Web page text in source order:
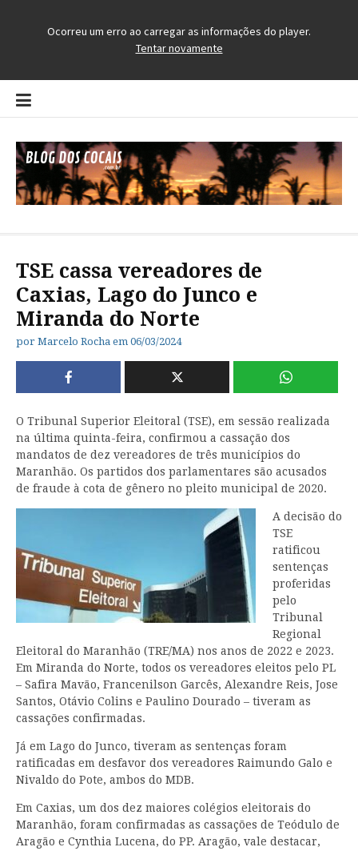
Pular
para
conteúdo
TSE cassa vereadores de
Caxias, Lago do Junco e
Miranda do Norte
por Marcelo Rocha em 06/03/2024
O Tribunal Superior Eleitoral (TSE), em sessão realizada
na última quinta-feira, confirmou a cassação dos
mandatos de dez vereadores de três municípios do
Maranhão. Os partidos dos parlamentares são acusados
de fraude à cota de gênero no pleito municipal de 2020.
A decisão do
TSE
ratificou
sentenças
proferidas
pelo
Tribunal
Regional
Eleitoral do Maranhão (TRE/MA) nos anos de 2022 e 2023.
Em Miranda do Norte, todos os vereadores eleitos pelo PL
– Safira Mavão, Francenilson Garcês, Alexandre Reis, Jose
Santos, Otávio Colins e Paulino Dourado – tiveram as
cassações confirmadas.
Já em Lago do Junco, tiveram as sentenças foram
ratificadas em desfavor dos vereadores Raimundo Galo e
Nivaldo do Pote, ambos do MDB.
Em Caxias, um dos dez maiores colégios eleitorais do
Maranhão, foram confirmadas as cassações de Teódulo de
Aragão e Cynthia Lucena, do PP. Aragão, vale destacar,